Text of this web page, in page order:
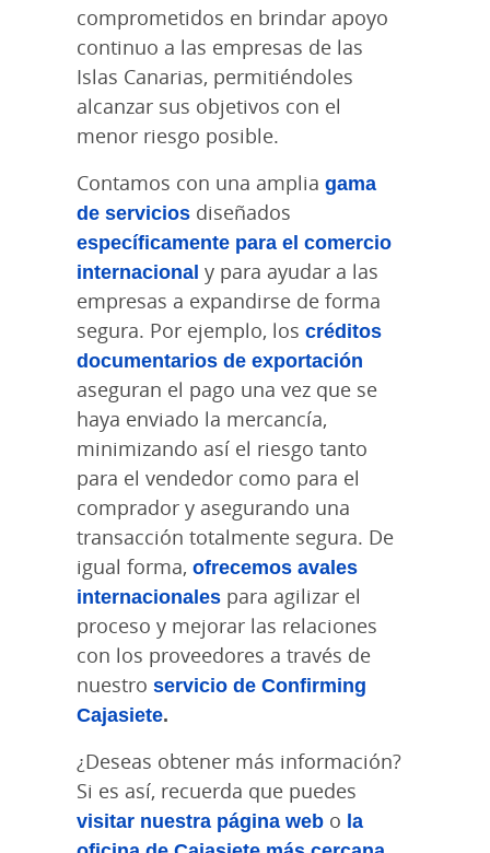
comprometidos en brindar apoyo
continuo a las empresas de las
Islas Canarias, permitiéndoles
alcanzar sus objetivos con el
menor riesgo posible.
Contamos con una amplia gama
de servicios diseñados
específicamente para el comercio
internacional y para ayudar a las
empresas a expandirse de forma
segura. Por ejemplo, los créditos
documentarios de exportación
aseguran el pago una vez que se
haya enviado la mercancía,
minimizando así el riesgo tanto
para el vendedor como para el
comprador y asegurando una
transacción totalmente segura. De
igual forma, ofrecemos avales
internacionales para agilizar el
proceso y mejorar las relaciones
con los proveedores a través de
nuestro servicio de Confirming
Cajasiete.
¿Deseas obtener más información?
Si es así, recuerda que puedes
visitar nuestra página web o la